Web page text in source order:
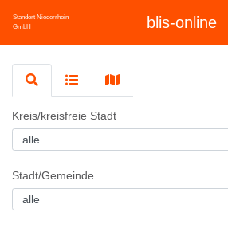
Standort Niederrhein
GmbH
blis-online
Kreis/kreisfreie Stadt
Stadt/Gemeinde